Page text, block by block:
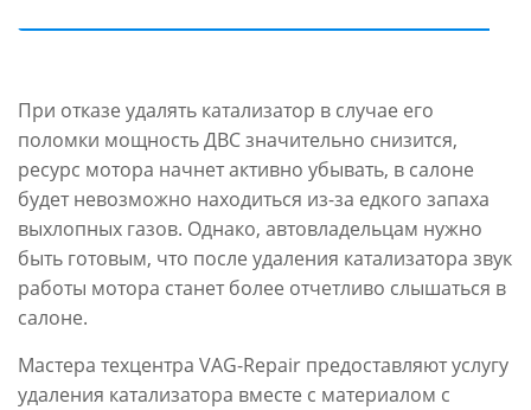
При отказе удалять катализатор в случае его
поломки мощность ДВС значительно снизится,
ресурс мотора начнет активно убывать, в салоне
будет невозможно находиться из-за едкого запаха
выхлопных газов. Однако, автовладельцам нужно
быть готовым, что после удаления катализатора звук
работы мотора станет более отчетливо слышаться в
салоне.
Мастера техцентра VAG-Repair предоставляют услугу
удаления катализатора вместе с материалом с